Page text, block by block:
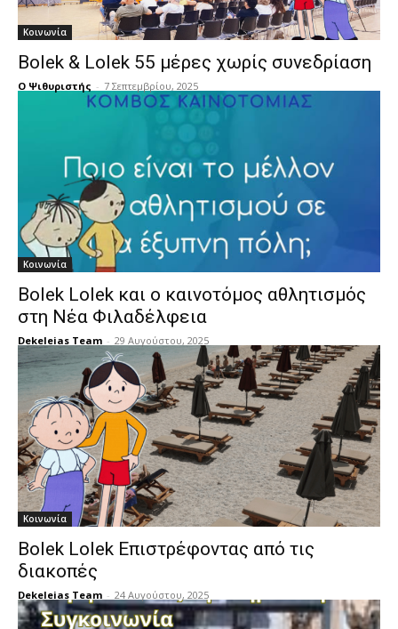
Κοινωνία
Bolek & Lolek 55 μέρες χωρίς συνεδρίαση
Ο Ψιθυριστής - 7 Σεπτεμβρίου, 2025
Κοινωνία
Bolek Lolek και ο καινοτόμος αθλητισμός
στη Νέα Φιλαδέλφεια
Dekeleias Team - 29 Αυγούστου, 2025
Κοινωνία
Bolek Lolek Επιστρέφοντας από τις
διακοπές
Dekeleias Team - 24 Αυγούστου, 2025